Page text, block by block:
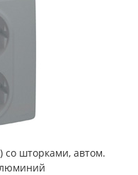
со шторками, автом.